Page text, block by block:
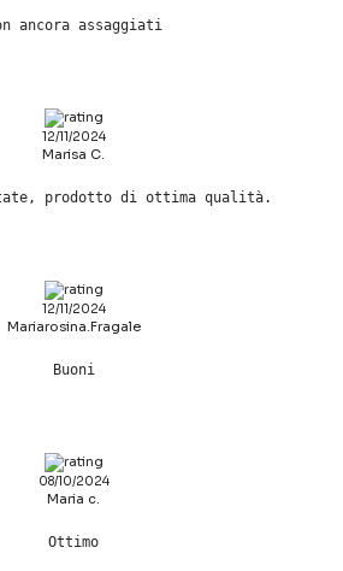
ancora assaggiati
12/11/2024
Marisa C.
prodotto di ottima qualità.
12/11/2024
Mariarosina.Fragale
Buoni
08/10/2024
Maria c.
Ottimo